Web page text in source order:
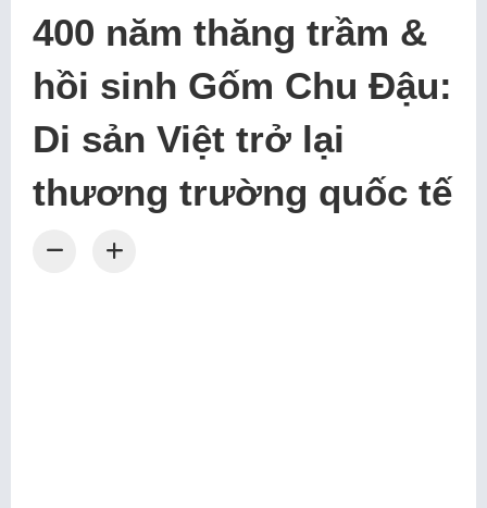
400 năm thăng trầm &
hồi sinh Gốm Chu Đậu:
Di sản Việt trở lại
thương trường quốc tế